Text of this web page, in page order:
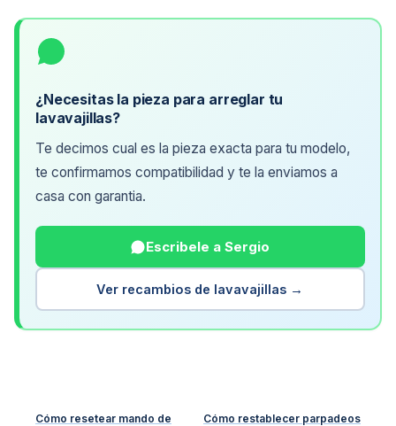
¿Necesitas la pieza para arreglar tu
lavavajillas?
Te decimos cual es la pieza exacta para tu modelo,
te confirmamos compatibilidad y te la enviamos a
casa con garantia.
Escribele a Sergio
Ver recambios de lavavajillas →
Cómo resetear mando de
Cómo restablecer parpadeos